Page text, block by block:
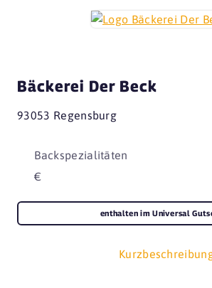
Bäckerei Der Beck
93053 Regensburg
Backspezialitäten
€
enthalten im Universal